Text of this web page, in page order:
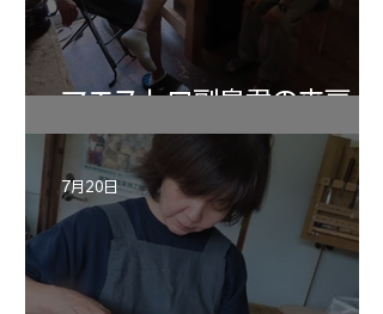
マエストロ副島君の来房
7月20日